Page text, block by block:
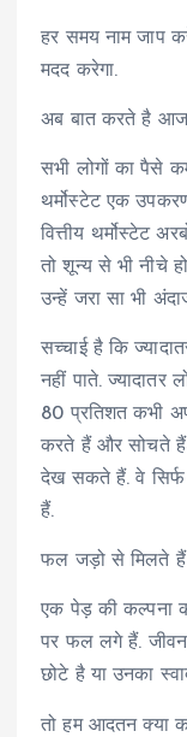
हर समय नाम जाप
मदद करेगा.
अब बात करते है आज
सभी लोगों का पैसे
थर्मोस्टेट एक
वित्तीय थर्मोस्टेट
तो शून्य से भी नीचे
उन्हें जरा सा भी
सच्चाई है कि
नहीं पाते.
80 प्रतिशत कभी
करते हैं और सोचते हैं-
देख सकते हैं. वे सिर्फ
हैं.
फल जड़ो से मिलते हैं
एक पेड़ की कल्पना
पर फल लगे हैं.
छोटे है या उनका
तो हम आदतन क्या